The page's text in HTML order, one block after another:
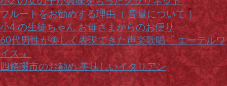
フルートをお勧めする理由（ 音量について ）
小4 の生徒ちゃん お母さまからのお便り
60代男性が美しく表現できた声楽歌唱『 エーデルワ
イス 』
四條畷市のお勧め 美味しいイタリアン